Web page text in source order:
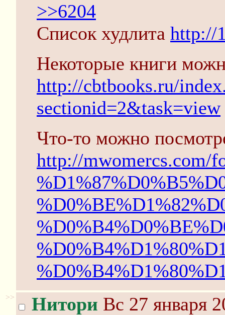
>>6204
Список худлита http://
Некоторые книги
http://cbtbooks.ru/
sectionid=2&task=view
Что-то можно
http://mwomercs.com/
>> Нитори Вс 27 января